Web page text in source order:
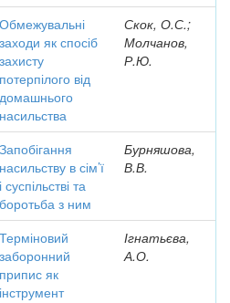
Обмежувальні
заходи як спосіб
захисту
потерпілого від
домашнього
насильства
Скок, О.С.;
Молчанов,
Р.Ю.
Запобігання
насильству в сім’ї
і суспільстві та
боротьба з ним
Бурняшова,
В.В.
Терміновий
заборонний
припис як
інструмент
Ігнатьєва,
А.О.